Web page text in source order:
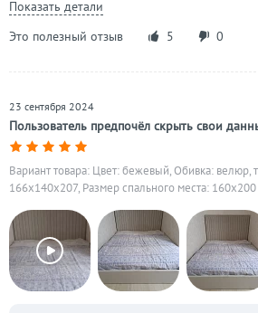
Показать детали
Это полезный отзыв
5 0
Пользователь предпочёл скрыть свои
23 сентября 2024
Вариант товара: Цвет: бежевый, Обивка: велюр,
166x140x207, Размер спального места: 160х200